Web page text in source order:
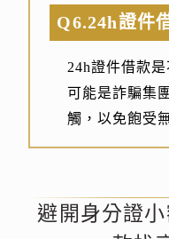
Q6.24h證件
24h證件借款
可能是詐騙集
觸，以免飽受
避開身分證